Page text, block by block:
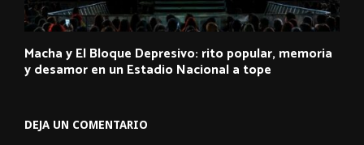
Macha y El Bloque Depresivo: rito popular, memoria
y desamor en un Estadio Nacional a tope
DEJA UN COMENTARIO